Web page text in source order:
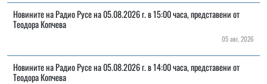
Новините на Радио Русе на 05.08.2026 г. в 15:00 часа, представени от
Теодора Копчева
05 авг, 2026
Новините на Радио Русе на 05.08.2026 г. в 14:00 часа, представени от
Теодора Копчева